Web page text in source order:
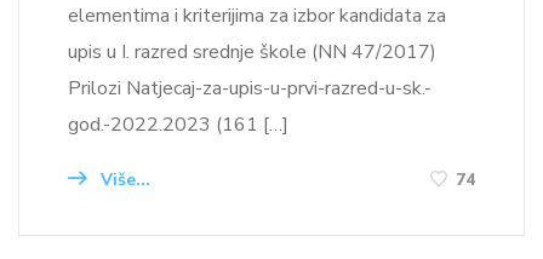
elementima i kriterijima za izbor kandidata za
upis u I. razred srednje škole (NN 47/2017)
Prilozi Natjecaj-za-upis-u-prvi-razred-u-sk.-
god.-2022.2023 (161 […]
Više... 74